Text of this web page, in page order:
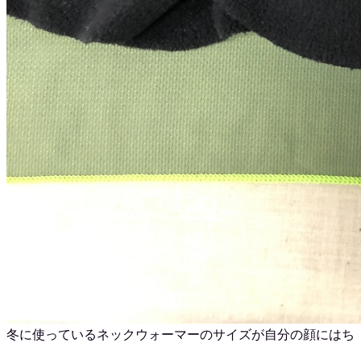
冬に使っているネックウォーマーのサイズが自分の顔にはち